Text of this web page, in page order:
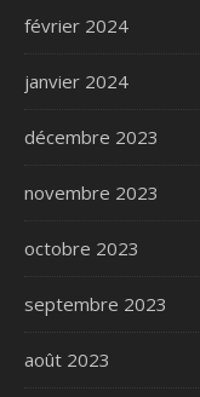
février 2024
janvier 2024
décembre 2023
novembre 2023
octobre 2023
septembre 2023
août 2023